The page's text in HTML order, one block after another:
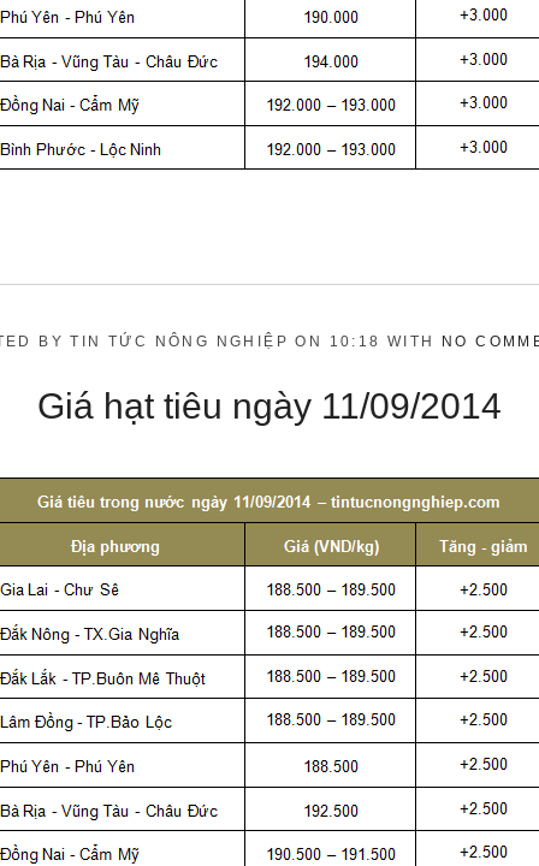
BY TIN TỨC NÔNG NGHIỆP ON 10:18 WITH NO
Giá hạt tiêu ngày 11/09/2014